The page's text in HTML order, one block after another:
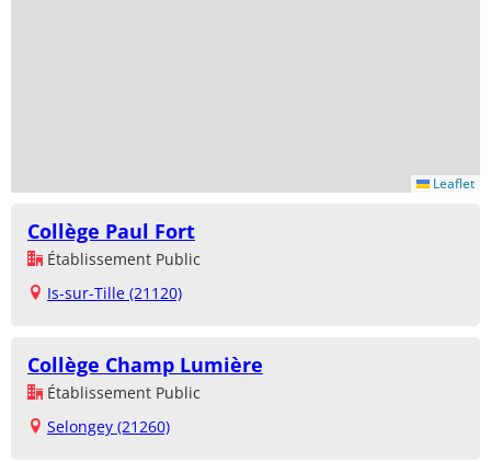
Leaflet
Collège Paul Fort
Établissement Public
Is-sur-Tille (21120)
Collège Champ Lumière
Établissement Public
Selongey (21260)